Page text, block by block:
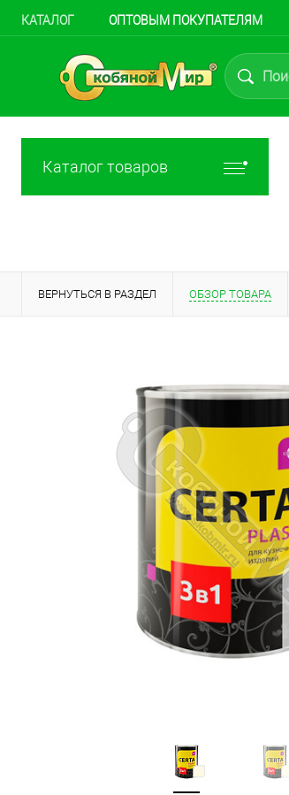
КАТАЛОГ ОПТОВЫМ ПОКУПАТЕЛЯМ
Каталог товаров
ВЕРНУТЬСЯ В РАЗДЕЛ ОБЗОР ТОВАРА